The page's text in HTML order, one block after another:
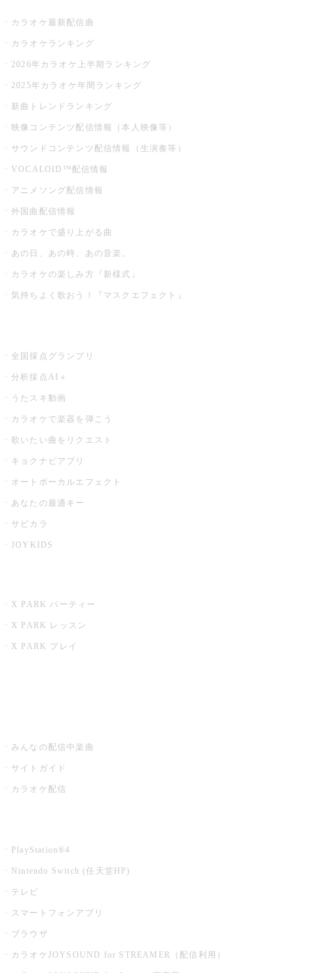
カラオケ最新配信曲
カラオケランキング
2026年カラオケ上半期ランキング
2025年カラオケ年間ランキング
新曲トレンドランキング
映像コンテンツ配信情報（本人映像等）
サウンドコンテンツ配信情報（生演奏等）
VOCALOID™配信情報
アニメソング配信情報
外国曲配信情報
カラオケで盛り上がる曲
あの日、あの時、あの音楽。
カラオケの楽しみ方『新様式』
気持ちよく歌おう！『マスクエフェクト』
全国採点グランプリ
分析採点AI＋
うたスキ動画
カラオケで楽器を弾こう
歌いたい曲をリクエスト
キョクナビアプリ
オートボーカルエフェクト
あなたの最適キー
サビカラ
JOYKIDS
X PARK パーティー
X PARK レッスン
X PARK プレイ
みんなの配信中楽曲
サイトガイド
カラオケ配信
PlayStation®4
Nintendo Switch (任天堂HP)
テレビ
スマートフォンアプリ
ブラウザ
カラオケJOYSOUND for STREAMER（配信利用）